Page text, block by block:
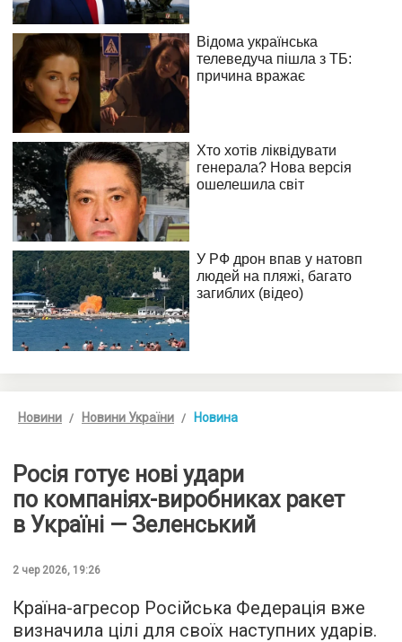
Новини Новини України Новина
Росія готує нові удари
по компаніях-виробниках ракет
в Україні — Зеленський
2 чер 2026, 19:26
Країна-агресор Російська Федерація вже
визначила цілі для своїх наступних ударів.